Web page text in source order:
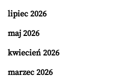
lipiec 2026
maj 2026
kwiecień 2026
marzec 2026